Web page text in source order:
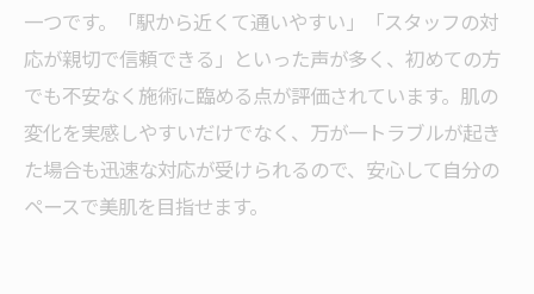
一つです。「駅から近くて通いやすい」「スタッフの対
応が親切で信頼できる」といった声が多く、初めての方
でも不安なく施術に臨める点が評価されています。肌の
変化を実感しやすいだけでなく、万が一トラブルが起き
た場合も迅速な対応が受けられるので、安心して自分の
ペースで美肌を目指せます。